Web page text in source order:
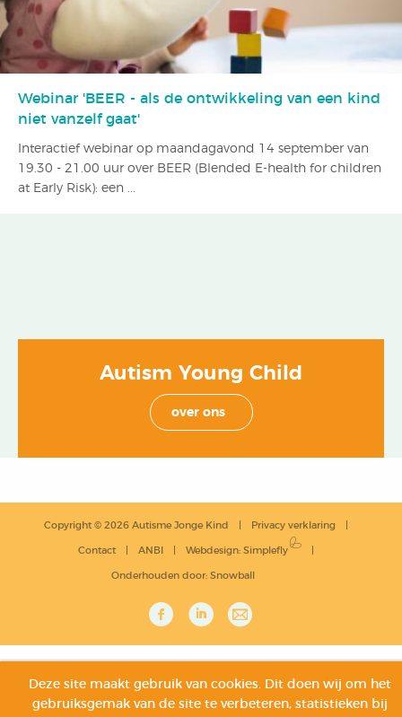
Webinar 'BEER - als de ontwikkeling van een kind
niet vanzelf gaat'
Interactief webinar op maandagavond 14 september van
19.30 - 21.00 uur over BEER (Blended E-health for children
at Early Risk): een ...
Autism Young Child
over ons
Copyright © 2026 Autisme Jonge Kind Privacy verklaring
Contact ANBI Webdesign: Simplefly
Onderhouden door: Snowball
Deze site maakt gebruik van cookies. Dit doen wij om het
gebruiksgemak van de site te verbeteren, statistieken bij